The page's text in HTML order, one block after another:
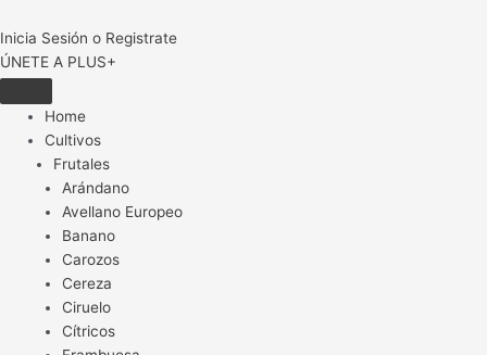
Inicia Sesión o Registrate
ÚNETE A PLUS+
Home
Cultivos
Frutales
Arándano
Avellano Europeo
Banano
Carozos
Cereza
Ciruelo
Cítricos